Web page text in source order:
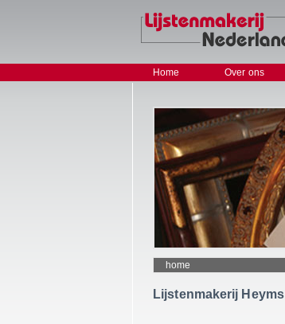
Home Over ons
home
Lijstenmakerij Heyms